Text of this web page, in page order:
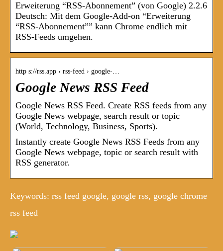
Erweiterung “RSS-Abonnement” (von Google) 2.2.6
Deutsch: Mit dem Google-Add-on “Erweiterung
“RSS-Abonnement”” kann Chrome endlich mit
RSS-Feeds umgehen.
http s://rss.app › rss-feed › google-…
Google News RSS Feed
Google News RSS Feed. Create RSS feeds from any
Google News webpage, search result or topic
(World, Technology, Business, Sports).
Instantly create Google News RSS Feeds from any
Google News webpage, topic or search result with
RSS generator.
Keywords: rss feed google, google rss, google chrome
rss feed